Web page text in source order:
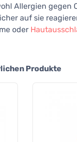
Allergien gegen
auf sie
oder
Produkte